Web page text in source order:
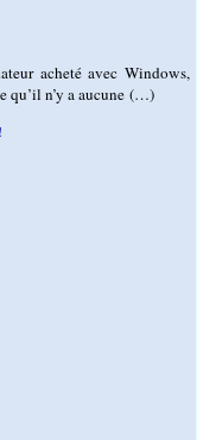
acheté avec Windows,
qu’il n’y a aucune (…)